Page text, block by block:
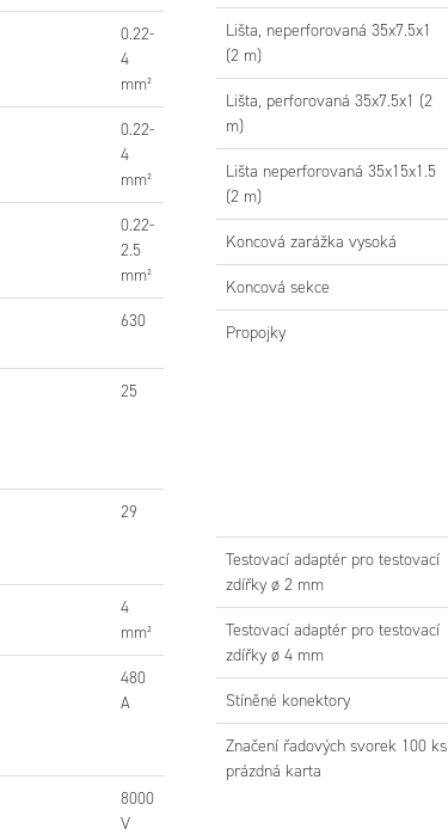
1SNK505316R0000 - ZS4-D2-S-T2 šedá svorka
dvoupatr. s odpoj.+ testovací zdírky
0.22-
4
mm²
0.22-
4
mm²
0.22-
2.5
mm²
630
25
29
4
mm²
480
A
8000
V
Lišta, neperforovaná 35x7.5x1
(2 m)
Lišta, perforovaná 35x7.5x1 (2
m)
Lišta neperforovaná 35x15x1.5
(2 m)
Koncová zarážka vysoká
Koncová sekce
Propojky
Testovací adaptér pro testovací
zdířky ø 2 mm
Testovací adaptér pro testovací
zdířky ø 4 mm
Stíněné konektory
Značení řadových svorek 100 ks
prázdná karta